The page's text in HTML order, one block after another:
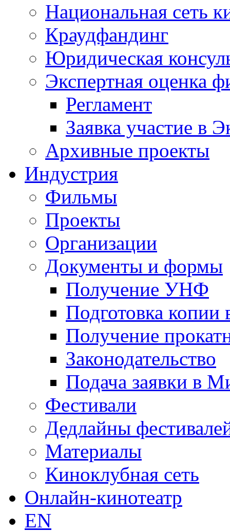
Национальная сеть
Краудфандинг
Юридическая
Экспертная оценка
Регламент
Заявка участие в
Архивные проекты
Индустрия
Фильмы
Проекты
Организации
Документы и формы
Получение УНФ
Подготовка копии
Получение
Законодательство
Подача заявки в
Фестивали
Дедлайны
Материалы
Киноклубная сеть
Онлайн-кинотеатр
EN